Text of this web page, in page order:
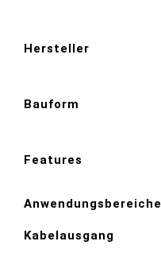
Hersteller
Bauform
Features
Anwendungsbereiche
Kabelausgang